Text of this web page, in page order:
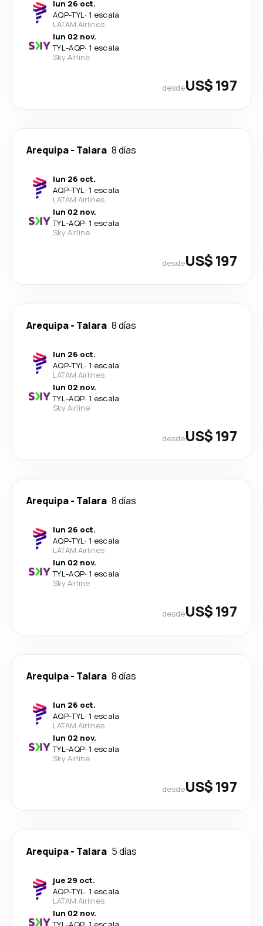
lun 26 oct.
AQP-TYL· 1 escala
LATAM Airlines
lun 02 nov.
TYL-AQP· 1 escala
Sky Airline
desdeUS$ 197
Arequipa- Talara 8 días
lun 26 oct.
AQP-TYL· 1 escala
LATAM Airlines
lun 02 nov.
TYL-AQP· 1 escala
Sky Airline
desdeUS$ 197
Arequipa- Talara 8 días
lun 26 oct.
AQP-TYL· 1 escala
LATAM Airlines
lun 02 nov.
TYL-AQP· 1 escala
Sky Airline
desdeUS$ 197
Arequipa- Talara 8 días
lun 26 oct.
AQP-TYL· 1 escala
LATAM Airlines
lun 02 nov.
TYL-AQP· 1 escala
Sky Airline
desdeUS$ 197
Arequipa- Talara 8 días
lun 26 oct.
AQP-TYL· 1 escala
LATAM Airlines
lun 02 nov.
TYL-AQP· 1 escala
Sky Airline
desdeUS$ 197
Arequipa- Talara 5 días
jue 29 oct.
AQP-TYL· 1 escala
LATAM Airlines
lun 02 nov.